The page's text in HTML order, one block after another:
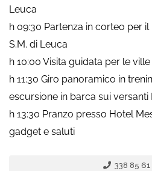
Leuca
h 09:30 Partenza in corteo per
S.M. di Leuca
h 10:00 Visita guidata per le
h 11:30 Giro panoramico in
escursione in barca sui versanti
h 13:30 Pranzo presso Hotel
gadget e saluti
338 85